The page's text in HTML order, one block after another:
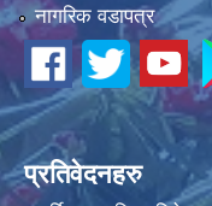
नागरिक वडापत्र
प्रतिवेदनहरु